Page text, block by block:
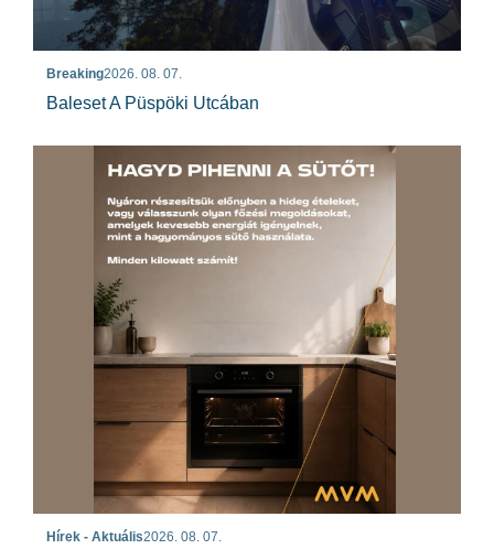
Breaking2026. 08. 07.
Baleset A Püspöki Utcában
Hírek - Aktuális2026. 08. 07.